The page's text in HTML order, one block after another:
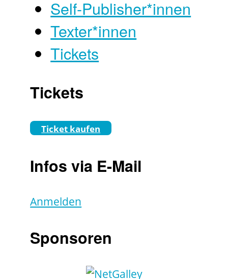
Self-Publisher*innen
Texter*innen
Tickets
Tickets
Ticket kaufen
Infos via E-Mail
Anmelden
Sponsoren